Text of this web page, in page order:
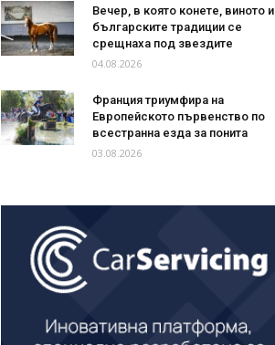
Вечер, в която конете, виното и
българските традиции се
срещнаха под звездите
04.08.2026
Франция триумфира на
Европейското първенство по
всестранна езда за понита
03.08.2026